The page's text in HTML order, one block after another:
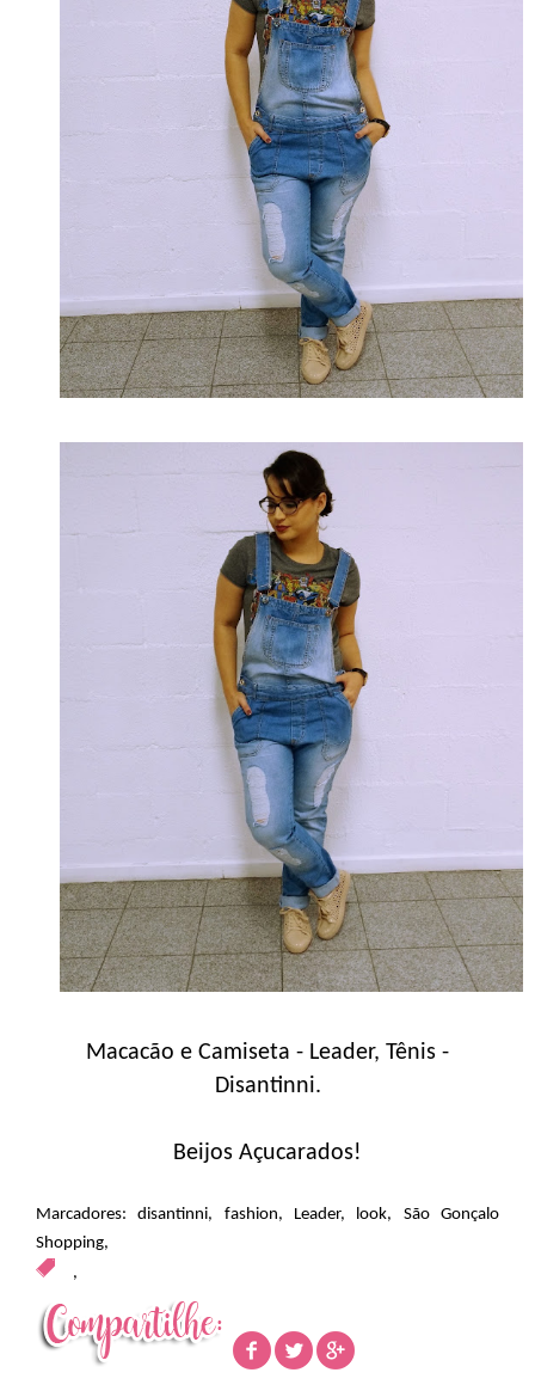
Macacão e Camiseta - Leader, Tênis -
Disantinni.
Beijos Açucarados!
Marcadores:disantinni, fashion, Leader, look, São Gonçalo
Shopping,
,